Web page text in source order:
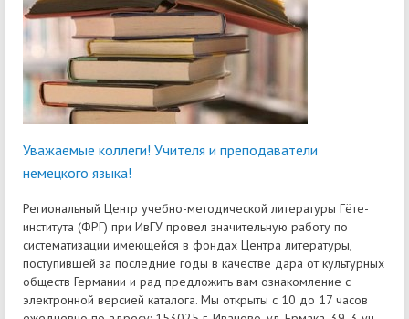
Уважаемые коллеги! Учителя и преподаватели
немецкого языка!
Региональный Центр учебно-методической литературы Гёте-
института (ФРГ) при ИвГУ провел значительную работу по
систематизации имеющейся в фондах Центра литературы,
поступившей за последние годы в качестве дара от культурных
обществ Германии и рад предложить вам ознакомление с
электронной версией каталога. Мы открыты с 10 до 17 часов